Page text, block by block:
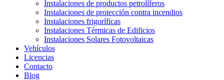
Instalaciones de productos petrolíferos
Instalaciones de protección contra incendios
Instalaciones frigoríficas
Instalaciones Térmicas de Edificios
Instalaciones Solares Fotovoltaicas
Vehículos
Licencias
Contacto
Blog